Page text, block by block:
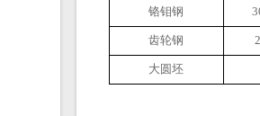
铬钼钢
齿轮钢
大圆坯